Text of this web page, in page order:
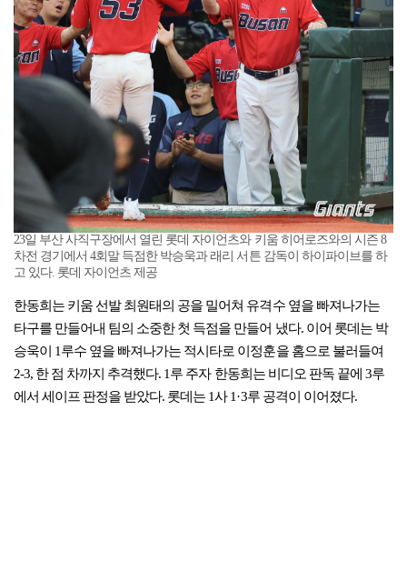
23일 부산 사직구장에서 열린 롯데 자이언츠와 키움 히어로즈와의 시즌 8
차전 경기에서 4회말 득점한 박승욱과 래리 서튼 감독이 하이파이브를 하
고 있다. 롯데 자이언츠 제공
한동희는 키움 선발 최원태의 공을 밀어쳐 유격수 옆을 빠져나가는
타구를 만들어내 팀의 소중한 첫 득점을 만들어 냈다. 이어 롯데는 박
승욱이 1루수 옆을 빠져나가는 적시타로 이정훈을 홈으로 불러들여
2-3, 한 점 차까지 추격했다. 1루 주자 한동희는 비디오 판독 끝에 3루
에서 세이프 판정을 받았다. 롯데는 1사 1·3루 공격이 이어졌다.